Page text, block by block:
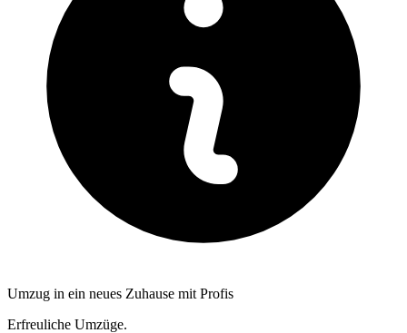
Umzug in ein neues Zuhause mit Profis
Erfreuliche Umzüge.